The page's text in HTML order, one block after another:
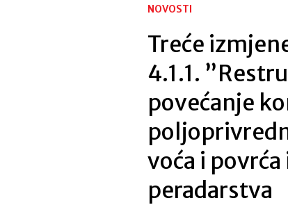
NOVOSTI
Treće
4.1.1.
povećanje
voća i
peradarstva